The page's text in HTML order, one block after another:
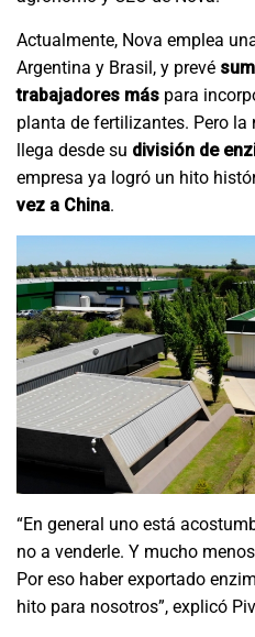
Actualmente, Nova emplea
Argentina y Brasil, y prevé
trabajadores más para
planta de fertilizantes. Pero
llega desde su división de
empresa ya logró un hito
vez a China.
“En general uno está
no a venderle. Y mucho
Por eso haber exportado
hito para nosotros”, explicó